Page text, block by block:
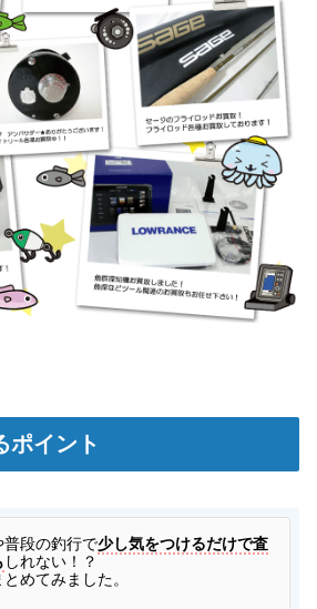
ポイント
段の釣行で少し気をつけるだけで査
しれない！？
とめてみました。